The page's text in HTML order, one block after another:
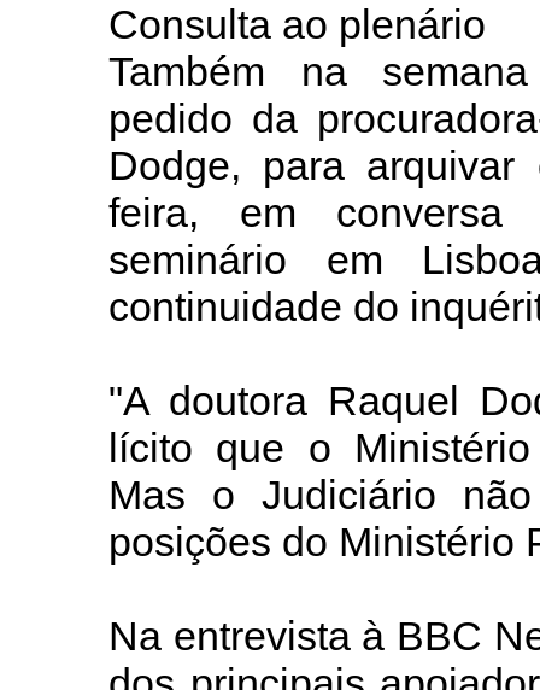
Consulta ao plenário
Também na
pedido da
Dodge, para
feira, em conversa
seminário em
continuidade do
"A doutora Raquel
lícito que o
Mas o Judiciário
posições do Ministério
Na entrevista à BBC